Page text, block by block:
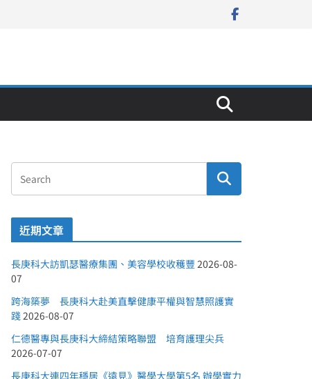
近期文章
長庚科大訪凱瑟醫療集團、美容學校收穫豐 2026-08-
07
跨海築夢 長庚科大赴美直擊健康平權與智慧照護實
踐2026-08-07
仁德醫專與長庚科大締結策略聯盟 培育護理尖兵
2026-07-07
長庚科大連四年穩居《遠見》醫學大學第5名 辦學實力